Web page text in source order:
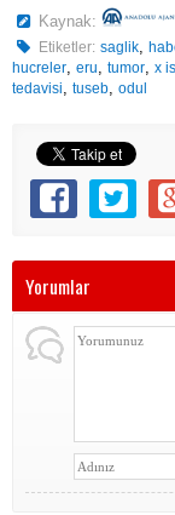
Kaynak:
Etiketler: saglik,
hucreler, eru, tumor, x
tedavisi, tuseb, odul
Yorumlar